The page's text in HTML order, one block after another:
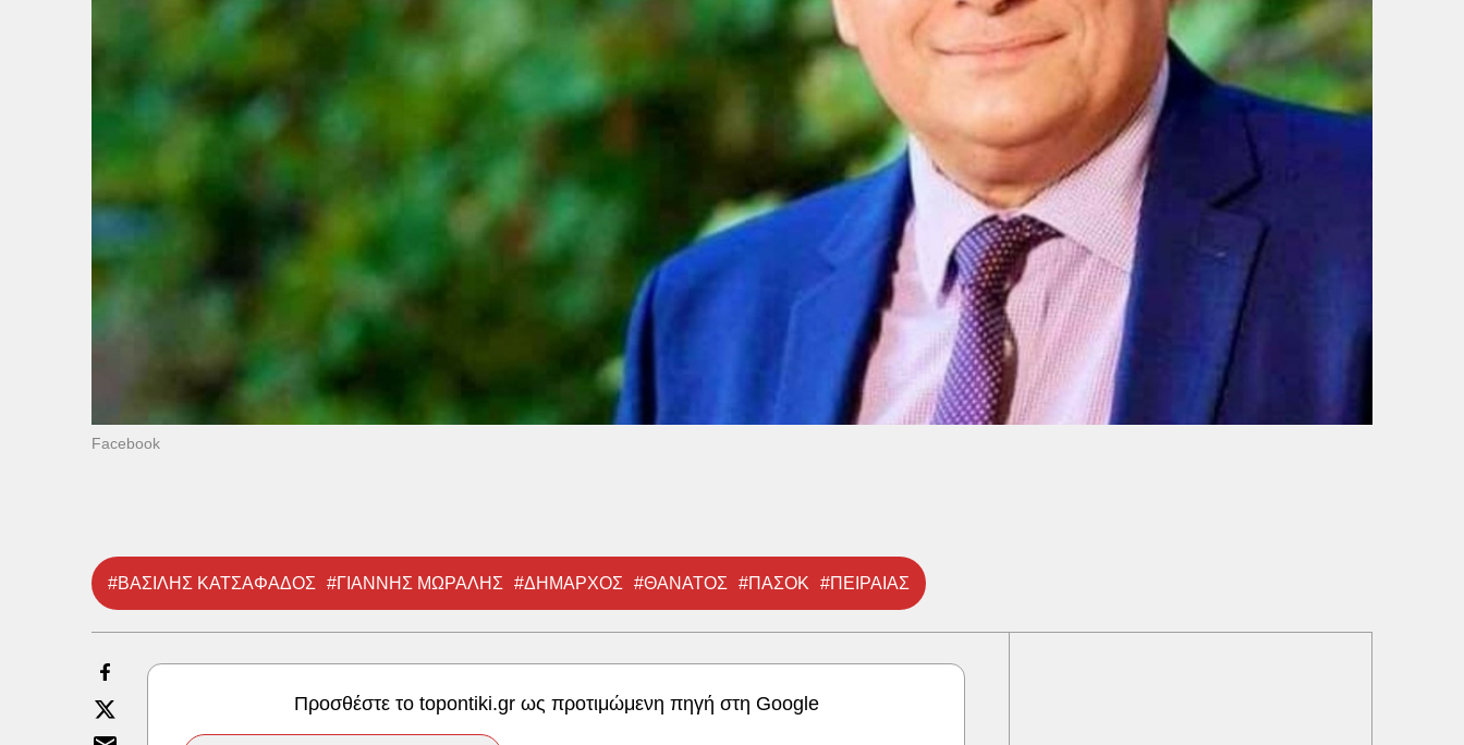
Facebook
#ΒΑΣΙΛΗΣ ΚΑΤΣΑΦΑΔΟΣ #ΓΙΑΝΝΗΣ ΜΩΡΑΛΗΣ #ΔΗΜΑΡΧΟΣ #ΘΑΝΑΤΟΣ #ΠΑΣΟΚ #ΠΕΙΡΑΙΑΣ
Προσθέστε το topontiki.gr ως προτιμώμενη πηγή στη Google